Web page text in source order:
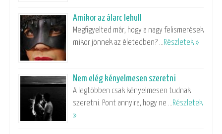
Amikor az álarc lehull
Megfigyelted már, hogy a nagy felismerések
mikor jönnek az életedben? …Részletek »
Nem elég kényelmesen szeretni
A legtöbben csak kényelmesen tudnak
szeretni. Pont annyira, hogy ne …Részletek
»